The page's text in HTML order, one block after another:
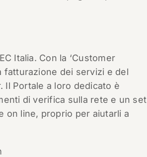
Italia. Con la ‘Customer
fatturazione dei servizi e del
Il Portale a loro dedicato è
di verifica sulla rete e un set
on line, proprio per aiutarli a